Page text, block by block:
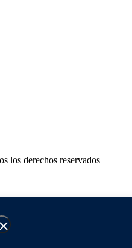
los derechos reservados